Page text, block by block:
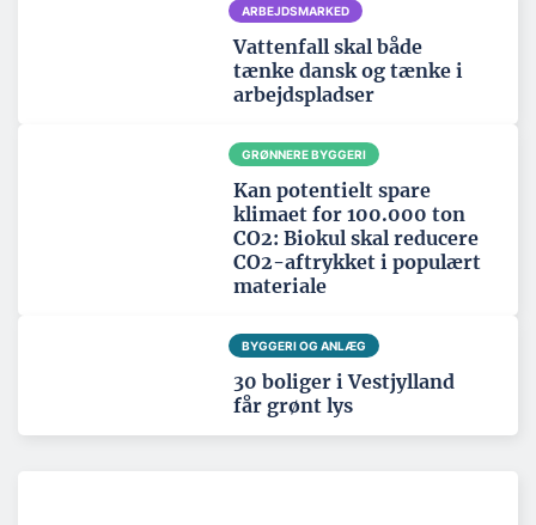
ARBEJDSMARKED
Vattenfall skal både
tænke dansk og tænke i
arbejdspladser
GRØNNERE BYGGERI
Kan potentielt spare
klimaet for 100.000 ton
CO2: Biokul skal reducere
CO2-aftrykket i populært
materiale
BYGGERI OG ANLÆG
30 boliger i Vestjylland
får grønt lys